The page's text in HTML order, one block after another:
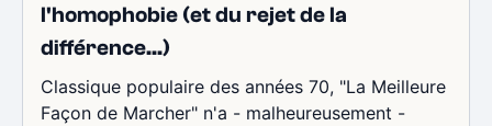
l'homophobie (et du rejet de la
différence...)
Classique populaire des années 70, "La Meilleure
Façon de Marcher" n'a - malheureusement -